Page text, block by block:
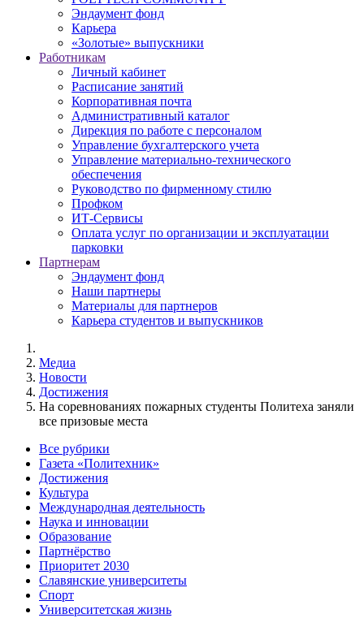
Эндаумент фонд
Карьера
«Золотые» выпускники
Работникам
Личный кабинет
Расписание занятий
Корпоративная почта
Административный каталог
Дирекция по работе с персоналом
Управление бухгалтерского учета
Управление материально-технического
обеспечения
Руководство по фирменному стилю
Профком
ИТ-Сервисы
Оплата услуг по организации и эксплуатации
парковки
Партнерам
Эндаумент фонд
Наши партнеры
Материалы для партнеров
Карьера студентов и выпускников
Медиа
Новости
Достижения
На соревнованиях пожарных студенты Политеха заняли
все призовые места
Все рубрики
Газета «Политехник»
Достижения
Культура
Международная деятельность
Наука и инновации
Образование
Партнёрство
Приоритет 2030
Славянские университеты
Спорт
Университетская жизнь